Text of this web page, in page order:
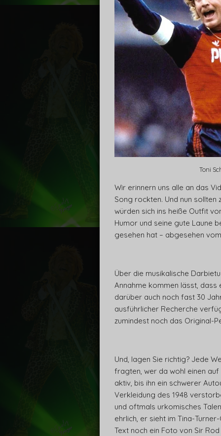
Toni
Wir erinnern uns alle an das
Song rockten. Und nun sollten
würden sich ins heiße Outfit
Humor und seine gute Laune
gesehen hat – abgesehen
Über die musikalische
Annahme kommen lässt,
darüber auch noch fast 30
ausführlicher Recherche
zumindest noch das Original-
Und, lagen Sie richtig? Jede
fragten, wer da wohl einen auf
aktiv, bis ihn ein schwerer
Verkleidung des 1948
und oftmals urkomisches
ehrlich, er sieht im Tina-
Text noch ein Foto von Sir